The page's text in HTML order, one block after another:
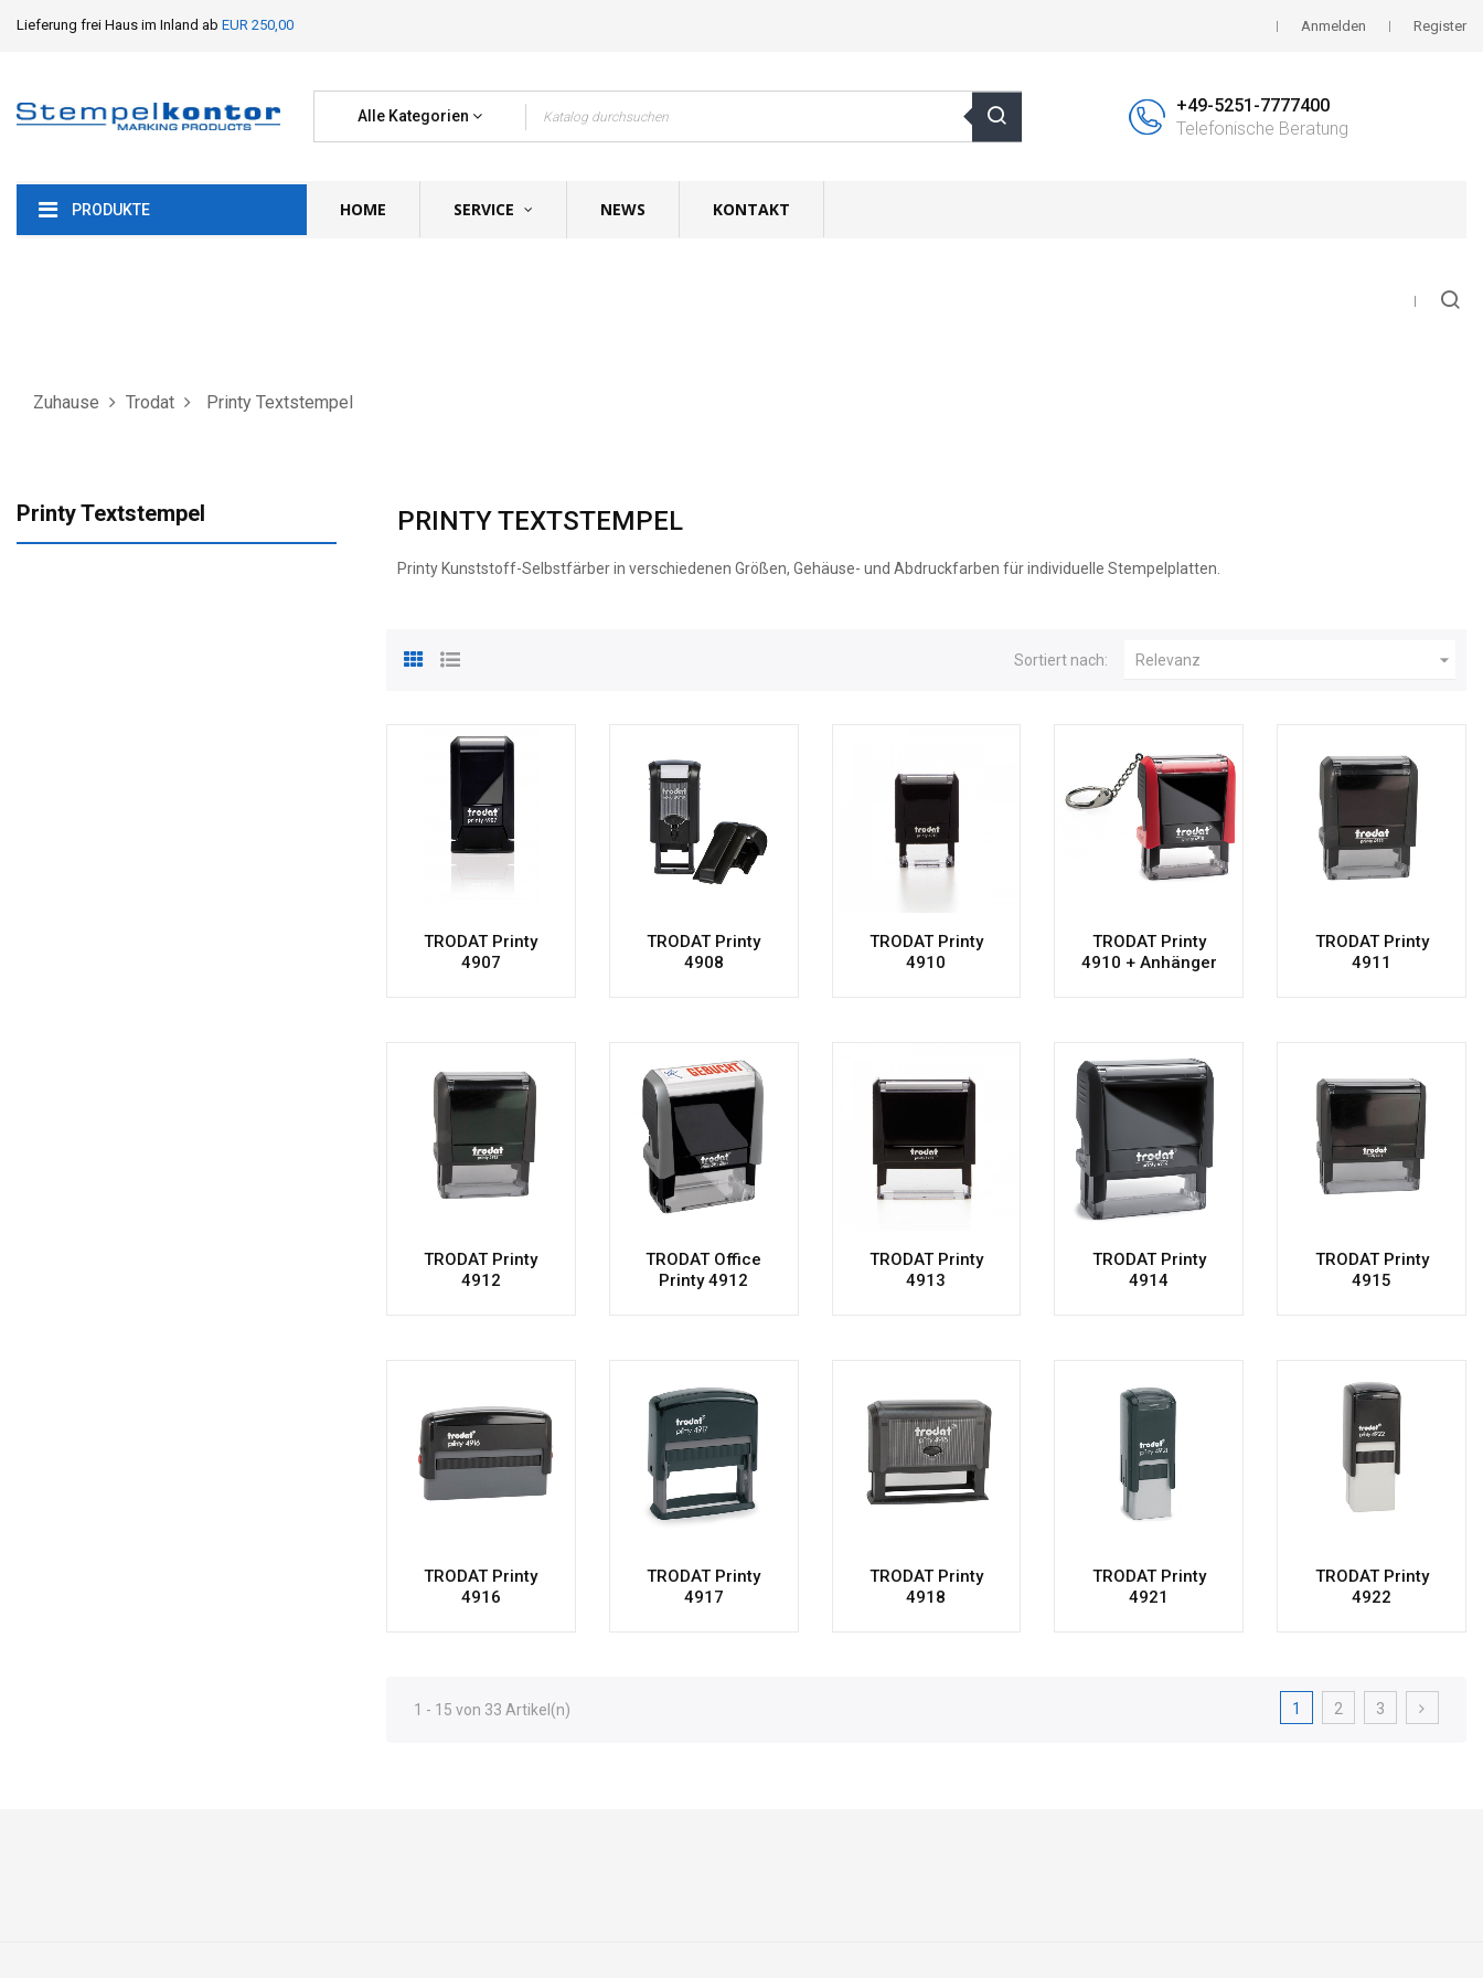
Lieferung frei Haus im Inland ab EUR 250,00 Anmelden Register
Alle Kategorien
+49-5251-7777400
Telefonische Beratung
PRODUKTE HOME SERVICE NEWS KONTAKT
Zuhause Trodat Printy Textstempel
Printy Textstempel PRINTY TEXTSTEMPEL
Printy Kunststoff-Selbstfärber in verschiedenen Größen, Gehäuse- und Abdruckfarben für individuelle Stempelplatten.
Sortiert nach: Relevanz 
TRODAT Printy
4907
TRODAT Printy
4908
TRODAT Printy
4910
TRODAT Printy
4910 + Anhänger
TRODAT Printy
4911
TRODAT Printy
4912
TRODAT Office
Printy 4912
TRODAT Printy
4913
TRODAT Printy
4914
TRODAT Printy
4915
TRODAT Printy
4916
TRODAT Printy
4917
TRODAT Printy
4918
TRODAT Printy
4921
TRODAT Printy
4922
1 - 15 von 33 Artikel(n) 1 2 3